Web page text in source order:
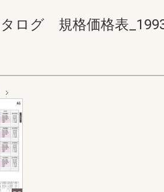
ログ 規格価格表